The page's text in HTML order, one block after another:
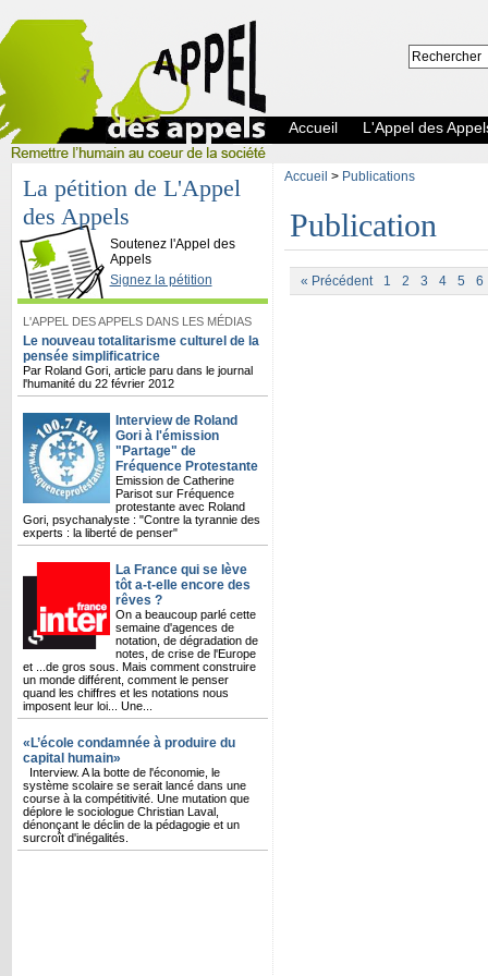
L'Appel des Appels
Accueil L'Appel des
La pétition de L'Appel
des Appels
Soutenez l'Appel des
Appels
Signez la pétition
L'APPEL DES APPELS DANS LES MÉDIAS
Le nouveau totalitarisme culturel de la
pensée simplificatrice
Par Roland Gori, article paru dans le journal
l'humanité du 22 février 2012
Interview de Roland
Gori à l'émission
"Partage" de
Fréquence Protestante
Emission de Catherine
Parisot sur Fréquence
protestante avec Roland
Gori, psychanalyste : "Contre la tyrannie des
experts : la liberté de penser"
La France qui se lève
tôt a-t-elle encore des
rêves ?
On a beaucoup parlé cette
semaine d'agences de
notation, de dégradation de
notes, de crise de l'Europe
et ...de gros sous. Mais comment construire
un monde différent, comment le penser
quand les chiffres et les notations nous
imposent leur loi... Une...
«L’école condamnée à produire du
capital humain»
Interview. A la botte de l'économie, le
système scolaire se serait lancé dans une
course à la compétitivité. Une mutation que
déplore le sociologue Christian Laval,
dénonçant le déclin de la pédagogie et un
surcroît d'inégalités.
Accueil > Publications
Publication
« Précédent 1 2 3 4 5 6